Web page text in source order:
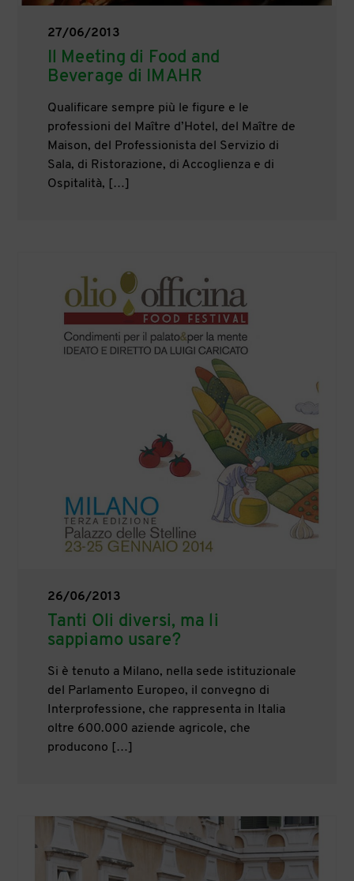
27/06/2013
Il Meeting di Food and
Beverage di IMAHR
Qualificare sempre più le figure e le
professioni del Maître d’Hotel, del Maître de
Maison, del Professionista del Servizio di
Sala, di Ristorazione, di Accoglienza e di
Ospitalità, […]
26/06/2013
Tanti Oli diversi, ma li
sappiamo usare?
Si è tenuto a Milano, nella sede istituzionale
del Parlamento Europeo, il convegno di
Interprofessione, che rappresenta in Italia
oltre 600.000 aziende agricole, che
producono […]